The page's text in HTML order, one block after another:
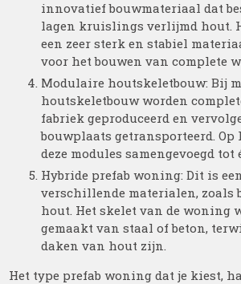
innovatief bouwmateriaal dat
lagen kruislings verlijmd hout.
een zeer sterk en stabiel
voor het bouwen van complete
Modulaire houtskeletbouw: Bij
houtskeletbouw worden
fabriek geproduceerd en
bouwplaats getransporteerd. Op
deze modules samengevoegd tot
Hybride prefab woning: Dit is
verschillende materialen, zoals
hout. Het skelet van de woning
gemaakt van staal of beton,
daken van hout zijn.
Het type prefab woning dat je kiest,